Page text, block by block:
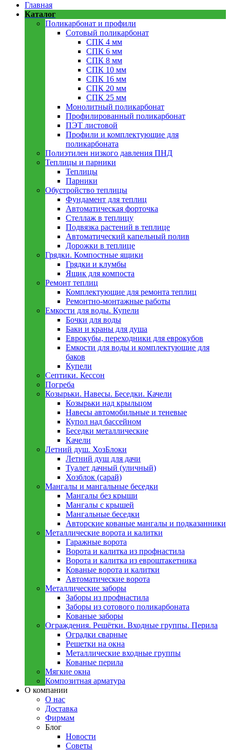
Главная
Каталог
Поликарбонат и профили
Сотовый поликарбонат
СПК 4 мм
СПК 6 мм
СПК 8 мм
СПК 10 мм
СПК 16 мм
СПК 20 мм
СПК 25 мм
Монолитный поликарбонат
Профилированный поликарбонат
ПЭТ листовой
Профили и комплектующие для
поликарбоната
Полиэтилен низкого давления ПНД
Теплицы и парники
Теплицы
Парники
Обустройство теплицы
Фундамент для теплиц
Автоматическая форточка
Стеллаж в теплицу
Подвязка растений в теплице
Автоматический капельный полив
Дорожки в теплице
Грядки. Компостные ящики
Грядки и клумбы
Ящик для компоста
Ремонт теплиц
Комплектующие для ремонта теплиц
Ремонтно-монтажные работы
Емкости для воды. Купели
Бочки для воды
Баки и краны для душа
Еврокубы, переходники для еврокубов
Емкости для воды и комплектующие для
баков
Купели
Септики. Кессон
Погреба
Козырьки. Навесы. Беседки. Качели
Козырьки над крыльцом
Навесы автомобильные и теневые
Купол над бассейном
Беседки металлическиe
Качели
Летний душ. ХозБлоки
Летний душ для дачи
Туалет дачный (уличный)
Хозблок (сарай)
Мангалы и мангальные беседки
Мангалы без крыши
Мангалы с крышей
Мангальные беседки
Авторские кованые мангалы и подказанники
Металлическиe ворота и калитки
Гаражные ворота
Ворота и калитка из профнастила
Ворота и калитка из евроштакетника
Кованые ворота и калитки
Автоматические ворота
Металлическиe заборы
Заборы из профнастила
Заборы из сотового поликарбоната
Кованые заборы
Ограждения. Решётки. Входные группы. Перила
Оградки сварные
Решетки на окна
Металлические входные группы
Кованые перила
Мягкие окна
Композитная арматура
О компании
О нас
Доставка
Фирмам
Блог
Новости
Советы